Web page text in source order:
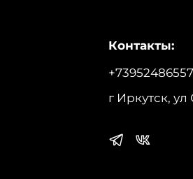
Контакты:
+73952486557
г Иркутск, ул